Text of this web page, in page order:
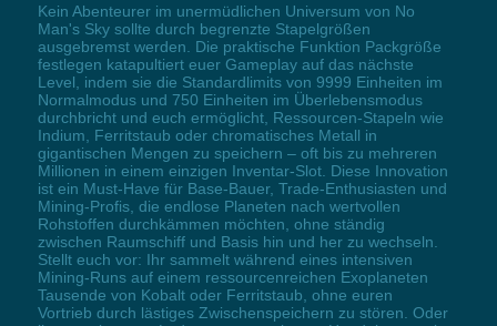
Kein Abenteurer im unermüdlichen Universum von No
Man's Sky sollte durch begrenzte Stapelgrößen
ausgebremst werden. Die praktische Funktion Packgröße
festlegen katapultiert euer Gameplay auf das nächste
Level, indem sie die Standardlimits von 9999 Einheiten im
Normalmodus und 750 Einheiten im Überlebensmodus
durchbricht und euch ermöglicht, Ressourcen-Stapeln wie
Indium, Ferritstaub oder chromatisches Metall in
gigantischen Mengen zu speichern – oft bis zu mehreren
Millionen in einem einzigen Inventar-Slot. Diese Innovation
ist ein Must-Have für Base-Bauer, Trade-Enthusiasten und
Mining-Profis, die endlose Planeten nach wertvollen
Rohstoffen durchkämmen möchten, ohne ständig
zwischen Raumschiff und Basis hin und her zu wechseln.
Stellt euch vor: Ihr sammelt während eines intensiven
Mining-Runs auf einem ressourcenreichen Exoplaneten
Tausende von Kobalt oder Ferritstaub, ohne euren
Vortrieb durch lästiges Zwischenspeichern zu stören. Oder